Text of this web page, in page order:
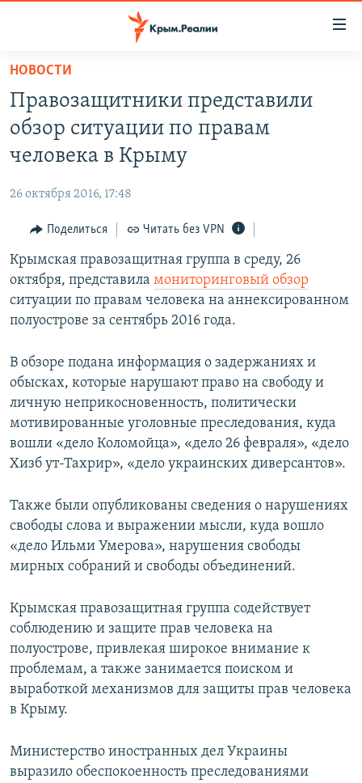
Вернуться
основному
содержанию
Вернутся
главной
навигации
Вернутся
поиску
СПЕЦПРОЕКТЫ
11 ЛЕТ ОККУПАЦИИ КРЫМА. 11 ИСТОРИЙ СОПРОТИВЛЕНИЯ
ЕЩЕ
ИНТЕРАКТИВ
ИНФОГРАФИКА
ТЕЛЕПРОЕКТ КРЫМ.РЕАЛИИ
СОВЕТЫ ПРАВОЗАЩИТНИКОВ
ПОБЕДИТЕЛЕЙ НЕ СУДЯТ?
КРЫМ.НЕПОКОРЕННЫЙ
УКРАИНСКАЯ ПРОБЛЕМА КРЫМА
РАДІО СВОБОДА
КАК ОБОЙТИ БЛОКИРОВКУ
Українською
Qırımtatar
ПРИСОЕДИНЯЙТЕСЬ!
НОВОСТИ
Правозащитники представили
обзор ситуации по правам
человека в Крыму
26 октября 2016, 17:48
Поделиться Читать без VPN
Крымская правозащитная группа в среду, 26
октября, представила мониторинговый обзор
ситуации по правам человека на аннексированном
полуострове за сентябрь 2016 года.
В обзоре подана информация о задержаниях и
обысках, которые нарушают право на свободу и
личную неприкосновенность, политически
мотивированные уголовные преследования, куда
вошли «дело Коломойца», «дело 26 февраля», «дело
Хизб ут-Тахрир», «дело украинских диверсантов».
Также были опубликованы сведения о нарушениях
свободы слова и выражении мысли, куда вошло
«дело Ильми Умерова», нарушения свободы
мирных собраний и свободы объединений.
Крымская правозащитная группа содействует
соблюдению и защите прав человека на
полуострове, привлекая широкое внимание к
проблемам, а также занимается поиском и
выработкой механизмов для защиты прав человека
в Крыму.
Министерство иностранных дел Украины
выразило обеспокоенность преследованиями